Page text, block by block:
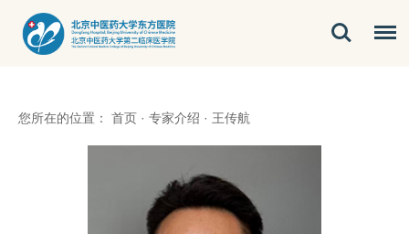
您所在的位置： 首页 · 专家介绍 · 王传航